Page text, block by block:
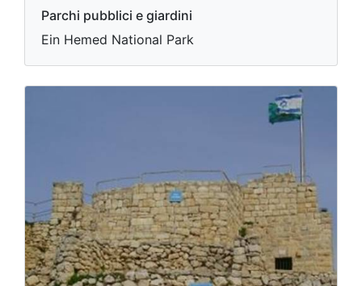
Parchi pubblici e giardini
Ein Hemed National Park